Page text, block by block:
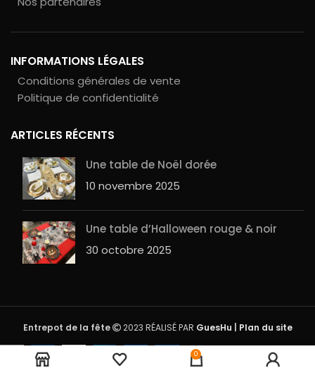
INFORMATIONS LÉGALES
Conditions générales de vente
Politique de confidentialité
ARTICLES RÉCENTS
Une table de Noël dorée
10 novembre 2025
Une table d’Halloween rouge & noir
30 octobre 2025
Entrepot de la fête 2023 RÉALISÉ PAR GuesHu Plan du site
Nappe non tissé Vert
21,90
Rupture
0